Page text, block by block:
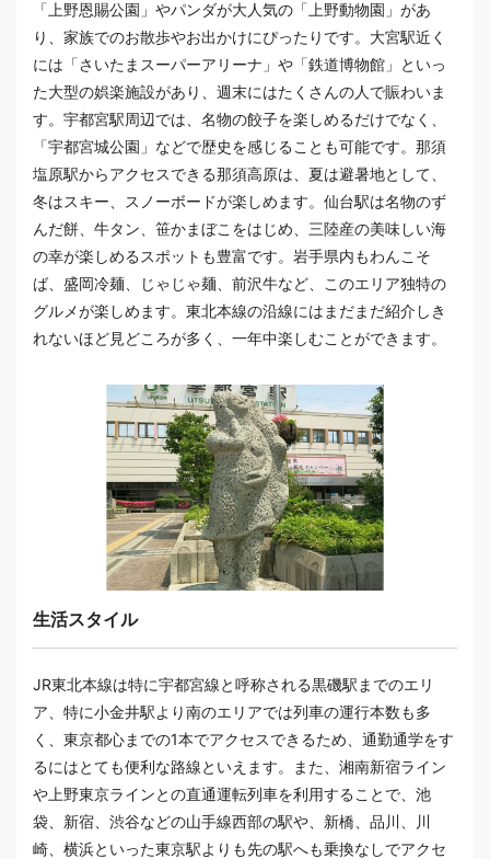
「上野恩賜公園」やパンダが大人気の「上野動物園」があ
り、家族でのお散歩やお出かけにぴったりです。大宮駅近く
には「さいたまスーパーアリーナ」や「鉄道博物館」といっ
た大型の娯楽施設があり、週末にはたくさんの人で賑わいま
す。宇都宮駅周辺では、名物の餃子を楽しめるだけでなく、
「宇都宮城公園」などで歴史を感じることも可能です。那須
塩原駅からアクセスできる那須高原は、夏は避暑地として、
冬はスキー、スノーボードが楽しめます。仙台駅は名物のず
んだ餅、牛タン、笹かまぼこをはじめ、三陸産の美味しい海
の幸が楽しめるスポットも豊富です。岩手県内もわんこそ
ば、盛岡冷麺、じゃじゃ麺、前沢牛など、このエリア独特の
グルメが楽しめます。東北本線の沿線にはまだまだ紹介しき
れないほど見どころが多く、一年中楽しむことができます。
生活スタイル
JR東北本線は特に宇都宮線と呼称される黒磯駅までのエリ
ア、特に小金井駅より南のエリアでは列車の運行本数も多
く、東京都心までの1本でアクセスできるため、通勤通学をす
るにはとても便利な路線といえます。また、湘南新宿ライン
や上野東京ラインとの直通運転列車を利用することで、池
袋、新宿、渋谷などの山手線西部の駅や、新橋、品川、川
崎、横浜といった東京駅よりも先の駅へも乗換なしでアクセ